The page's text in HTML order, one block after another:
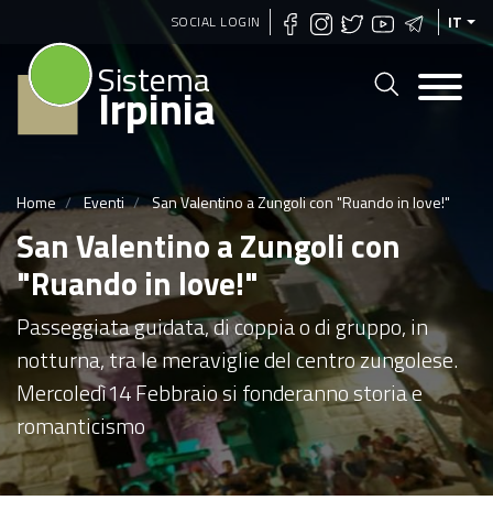
Salta
SOCIAL LOGIN IT
Sistema
Irpinia
Home Eventi San Valentino a Zungoli con "Ruando in love!"
San Valentino a Zungoli con
"Ruando in love!"
Passeggiata guidata, di coppia o di gruppo, in
notturna, tra le meraviglie del centro zungolese.
Mercoledì14 Febbraio si fonderanno storia e
romanticismo